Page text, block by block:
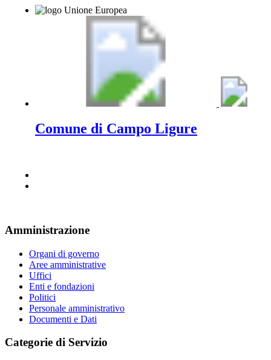
Comune di Campo Ligure
Amministrazione
Organi di governo
Aree amministrative
Uffici
Enti e fondazioni
Politici
Personale amministrativo
Documenti e Dati
Categorie di Servizio